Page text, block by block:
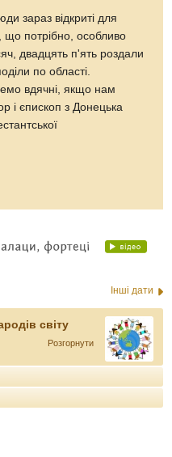
зараз відкриті для
потрібно, особливо
двадцять п'ять роздали
по області.
вдячні, якщо нам
і єпископ з Донецька
Інші дати
світу
Розгорнути